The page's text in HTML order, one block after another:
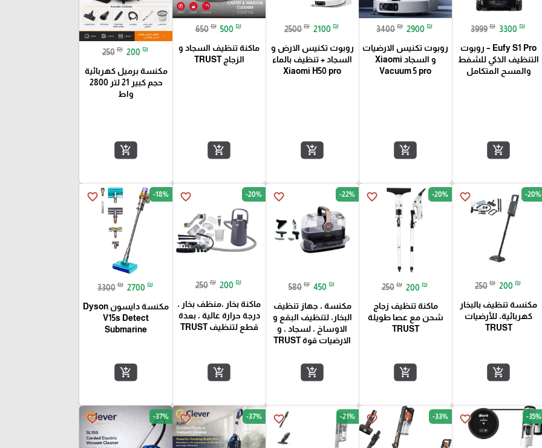
3999 ₪ 3300 ₪
Eufy S1 Pro – روبوت
التنظيف الذكي للشفط
والمسح المتكامل
add_shopping_cart
3400 ₪ 2900 ₪
روبوت تكنيس الارضيات
و السجاد Xiaomi
Vacuum 5 pro
add_shopping_cart
2500 ₪ 2100 ₪
روبوت تكنيس الارض و
السجاد + تنظيف بالماء
Xiaomi H50 pro
add_shopping_cart
650 ₪ 500 ₪
ماكنة تنظيف السجاد و
الزجاج TRUST
add_shopping_cart
250 ₪ 200 ₪
مكنسة برميل كهربائية
حجم كبير 21 لتر 2800
واط
add_shopping_cart
favorite_border -20%
250 ₪ 200 ₪
مكنسة تنظيف بالبخار
كهربائية، للأرضيات
TRUST
add_shopping_cart
favorite_border -20%
250 ₪ 200 ₪
ماكنة تنظيف زجاج
شحن مع عصا طويلة
TRUST
add_shopping_cart
favorite_border -22%
580 ₪ 450 ₪
مكنسة ، جهاز تنظيف
البخار، لتنظيف البقع و
الاوساخ ، لسجاد ، و
الارضيات قوة TRUST
add_shopping_cart
favorite_border -20%
250 ₪ 200 ₪
ماكنة بخار ،منظف بخار ،
درجة حرارة عالية ، بعدة
قطع لتنظيف TRUST
add_shopping_cart
favorite_border -18%
3300 ₪ 2700 ₪
مكنسة دايسون Dyson
V15s Detect
Submarine
add_shopping_cart
favorite_border -35%
favorite_border -33%
favorite_border -21%
favorite_border -37%
favorite_border -37%